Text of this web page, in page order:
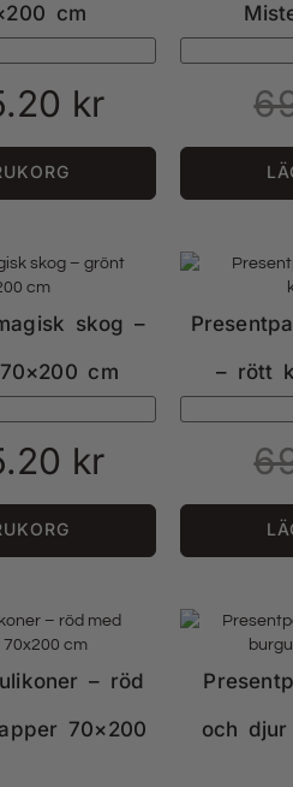
cm
kr
skog –
cm
kr
– rött
– röd
70×200
och